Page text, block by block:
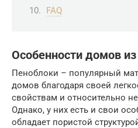
FAQ
Особенности домов
Пеноблоки – популярный
домов благодаря своей
свойствам и относительно
Однако, у них есть и свои
обладает пористой